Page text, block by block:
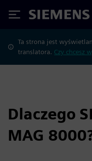
Siemens
Ta strona jest
translatora. Czy chcesz
Dlaczego
MAG